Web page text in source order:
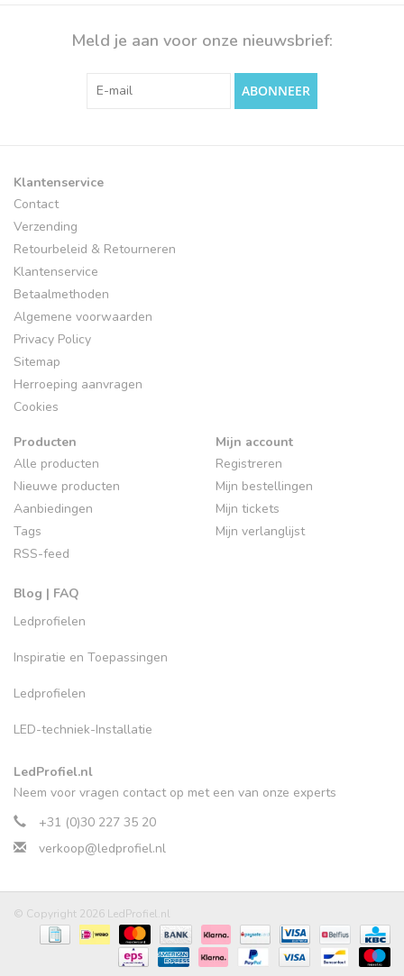
Meld je aan voor onze nieuwsbrief:
ABONNEER
Klantenservice
Contact
Verzending
Retourbeleid & Retourneren
Klantenservice
Betaalmethoden
Algemene voorwaarden
Privacy Policy
Sitemap
Herroeping aanvragen
Cookies
Producten
Alle producten
Nieuwe producten
Aanbiedingen
Tags
RSS-feed
Blog | FAQ
Ledprofielen
Inspiratie en Toepassingen
Ledprofielen
LED-techniek-Installatie
Mijn account
Registreren
Mijn bestellingen
Mijn tickets
Mijn verlanglijst
LedProfiel.nl
Neem voor vragen contact op met een van onze experts
+31 (0)30 227 35 20
verkoop@ledprofiel.nl
© Copyright 2026 LedProfiel.nl